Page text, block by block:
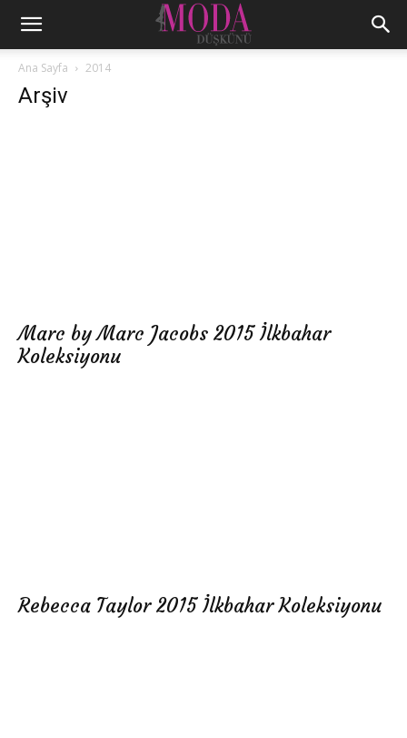
Ana Sayfa 2014
Arşiv
Marc by Marc Jacobs 2015 İlkbahar
Koleksiyonu
Rebecca Taylor 2015 İlkbahar Koleksiyonu